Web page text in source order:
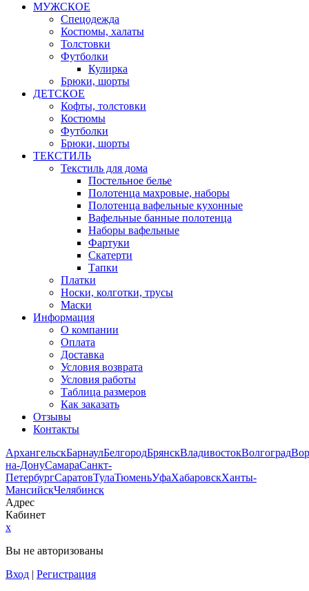
МУЖСКОЕ
Спецодежда
Костюмы, халаты
Толстовки
Футболки
Кулирка
Брюки, шорты
ДЕТСКОЕ
Кофты, толстовки
Костюмы
Футболки
Брюки, шорты
ТЕКСТИЛЬ
Текстиль для дома
Постельное белье
Полотенца махровые, наборы
Полотенца вафельные кухонные
Вафельные банные полотенца
Наборы вафельные
Фартуки
Скатерти
Тапки
Платки
Носки, колготки, трусы
Маски
Информация
О компании
Оплата
Доставка
Условия возврата
Условия работы
Таблица размеров
Как заказать
Отзывы
Контакты
АрхангельскБарнаулБелгородБрянскВладивостокВолгоград
на-ДонуСамараСанкт-
ПетербургСаратовТулаТюменьУфаХабаровскХанты-
МансийскЧелябинск
Адрес
Кабинет
x
Вы не авторизованы
Вход | Регистрация